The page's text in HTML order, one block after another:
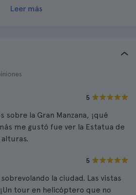
Leer más
5
sobre la Gran Manzana, ¡qué
me gustó fue ver la Estatua de
5
la ciudad. Las vistas
tour en helicóptero que no